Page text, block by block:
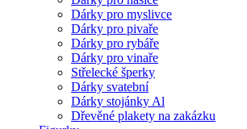
Dárky pro myslivce
Dárky pro pivaře
Dárky pro rybáře
Dárky pro vinaře
Střelecké šperky
Dárky svatební
Dárky stojánky Al
Dřevěné plakety na zakázku